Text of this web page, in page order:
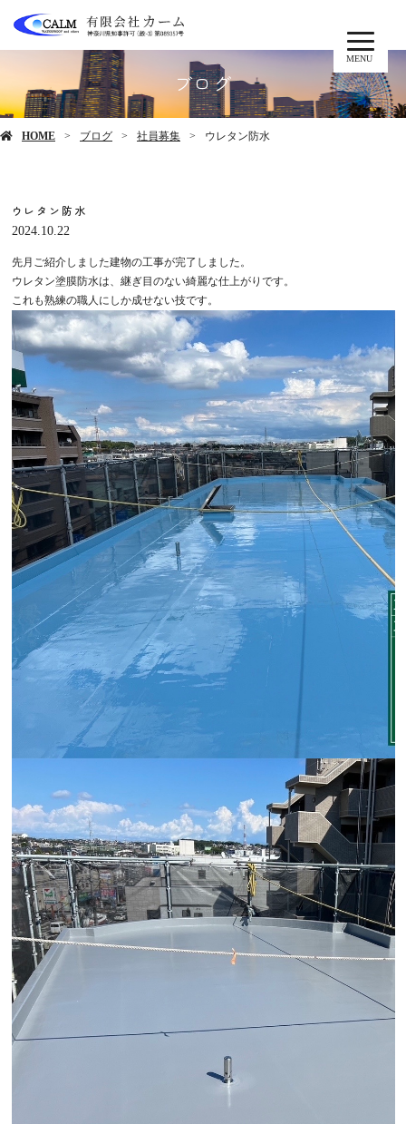
MENU
ブログ
HOME ブログ 社員募集 ウレタン防水
ウレタン防水
2024.10.22
先月ご紹介しました建物の工事が完了しました。
ウレタン塗膜防水は、継ぎ目のない綺麗な仕上がりです。
これも熟練の職人にしか成せない技です。